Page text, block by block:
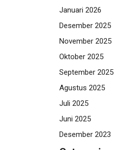
Januari 2026
Desember 2025
November 2025
Oktober 2025
September 2025
Agustus 2025
Juli 2025
Juni 2025
Desember 2023